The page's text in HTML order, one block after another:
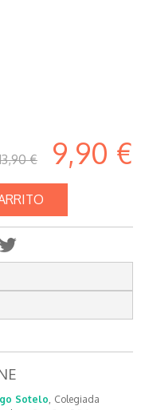
€ 9,90 €
Sotelo, Colegiada